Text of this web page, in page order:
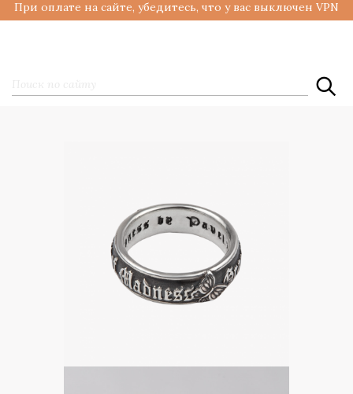
При оплате на сайте, убедитесь, что у вас выключен VPN